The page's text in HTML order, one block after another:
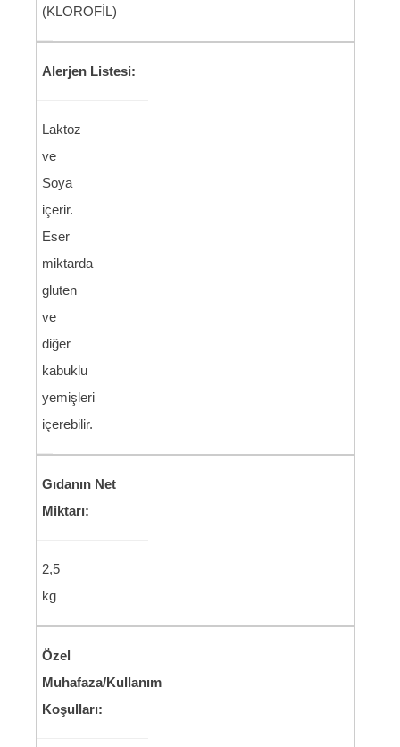
(KLOROFİL)
Alerjen Listesi:
Laktoz
ve
Soya
içerir.
Eser
miktarda
gluten
ve
diğer
kabuklu
yemişleri
içerebilir.
Gıdanın Net
Miktarı:
2,5
kg
Özel
Muhafaza/Kullanım
Koşulları: